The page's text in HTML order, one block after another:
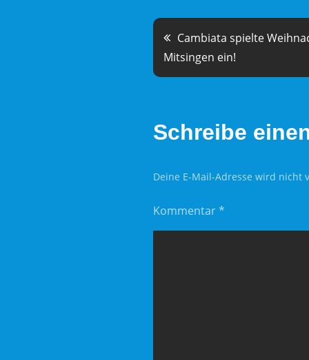
Cambiata spielte
Mitsingen ein!
Schreibe
Deine E-Mail-Adresse wird nicht
Kommentar*